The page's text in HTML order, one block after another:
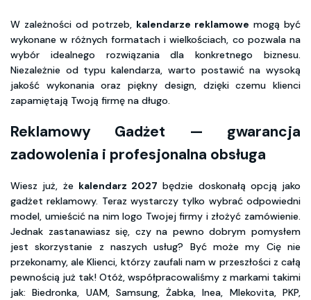
W zależności od potrzeb, kalendarze reklamowe mogą być
wykonane w różnych formatach i wielkościach, co pozwala na
wybór idealnego rozwiązania dla konkretnego biznesu.
Niezależnie od typu kalendarza, warto postawić na wysoką
jakość wykonania oraz piękny design, dzięki czemu klienci
zapamiętają Twoją firmę na długo.
Reklamowy Gadżet — gwarancja
zadowolenia i profesjonalna obsługa
Wiesz już, że kalendarz 2027 będzie doskonałą opcją jako
gadżet reklamowy. Teraz wystarczy tylko wybrać odpowiedni
model, umieścić na nim logo Twojej firmy i złożyć zamówienie.
Jednak zastanawiasz się, czy na pewno dobrym pomysłem
jest skorzystanie z naszych usług? Być może my Cię nie
przekonamy, ale Klienci, którzy zaufali nam w przeszłości z całą
pewnością już tak! Otóż, współpracowaliśmy z markami takimi
jak: Biedronka, UAM, Samsung, Żabka, Inea, Mlekovita, PKP,